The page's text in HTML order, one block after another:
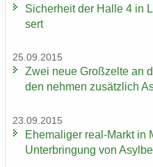
Si­cher­heit der Halle 4 in
sert
25.09.2015
Zwei neue Groß­zel­te an
den neh­men zu­sätz­lich
23.09.2015
Ehe­ma­li­ger real-​Markt in
Un­ter­brin­gung von